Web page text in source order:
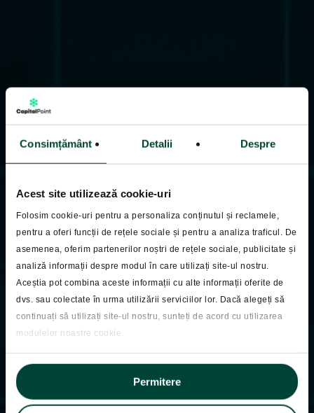
Consimțământ Detalii Despre
Acest site utilizează cookie-uri
Folosim cookie-uri pentru a personaliza conținutul și reclamele,
pentru a oferi funcții de rețele sociale și pentru a analiza traficul. De
asemenea, oferim partenerilor noștri de rețele sociale, publicitate și
analiză informații despre modul în care utilizați site-ul nostru.
Aceștia pot combina aceste informații cu alte informații oferite de
dvs. sau colectate în urma utilizării serviciilor lor. Dacă alegeți să
continuați să utilizați site-ul nostru, sunteți de acord cu utilizarea
modulelor noastre cookie.
Permitere
Pastila Financiara
Pastila Financiara
14.10.2025